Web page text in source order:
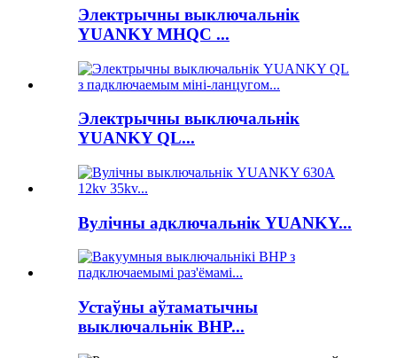
Электрычны выключальнік
YUANKY MHQC ...
Электрычны выключальнік
YUANKY QL...
Вулічны адключальнік YUANKY...
Устаўны аўтаматычны
выключальнік BHP...